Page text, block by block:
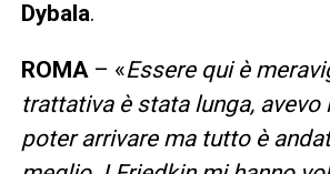
Dybala.
ROMA– «Essere qui è
trattativa è stata lunga, avevo
poter arrivare ma tutto è